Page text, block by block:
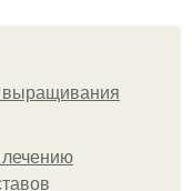
выращивания